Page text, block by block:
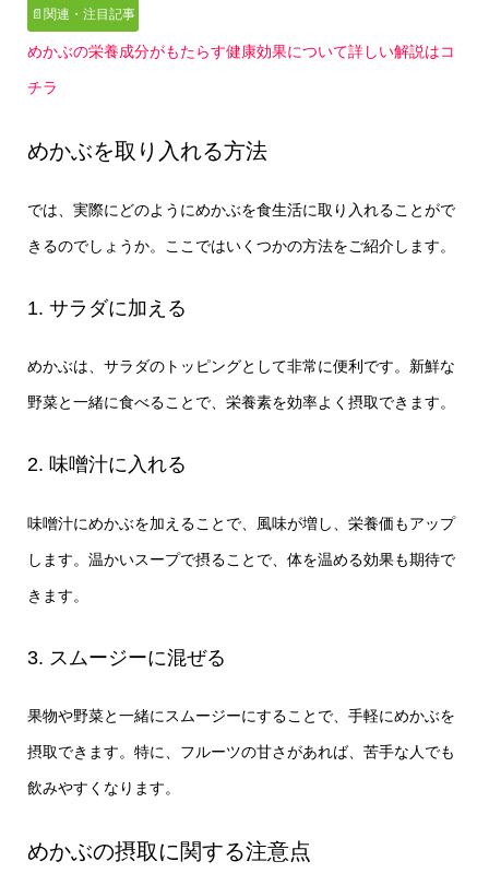
📄関連・注目記事
めかぶの栄養成分がもたらす健康効果について詳しい解説はコ
チラ
めかぶを取り入れる方法
では、実際にどのようにめかぶを食生活に取り入れることがで
きるのでしょうか。ここではいくつかの方法をご紹介します。
1. サラダに加える
めかぶは、サラダのトッピングとして非常に便利です。新鮮な
野菜と一緒に食べることで、栄養素を効率よく摂取できます。
2. 味噌汁に入れる
味噌汁にめかぶを加えることで、風味が増し、栄養価もアップ
します。温かいスープで摂ることで、体を温める効果も期待で
きます。
3. スムージーに混ぜる
果物や野菜と一緒にスムージーにすることで、手軽にめかぶを
摂取できます。特に、フルーツの甘さがあれば、苦手な人でも
飲みやすくなります。
めかぶの摂取に関する注意点